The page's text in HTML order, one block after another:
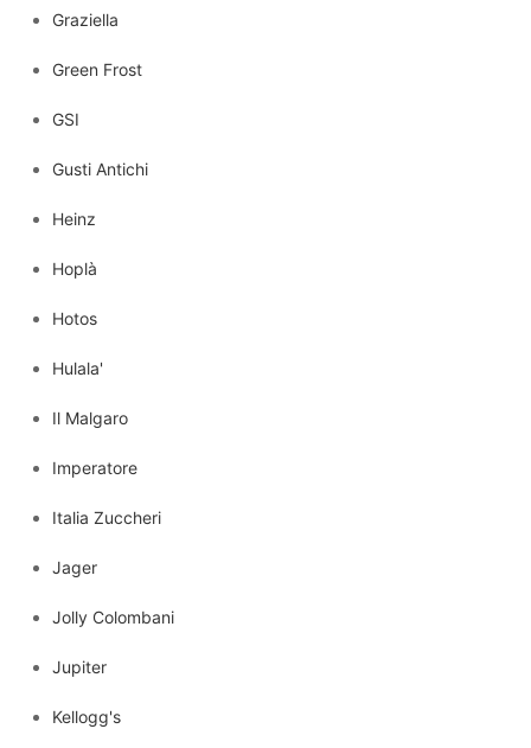
Graziella
Green Frost
GSI
Gusti Antichi
Heinz
Hoplà
Hotos
Hulala'
Il Malgaro
Imperatore
Italia Zuccheri
Jager
Jolly Colombani
Jupiter
Kellogg's